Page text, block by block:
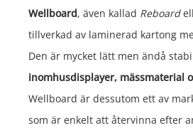
Wellboard, även kallad Reboard
tillverkad av laminerad kartong
Den är mycket lätt men ändå
inomhusdisplayer, mässmaterial
Wellboard är dessutom ett av
som är enkelt att återvinna efter